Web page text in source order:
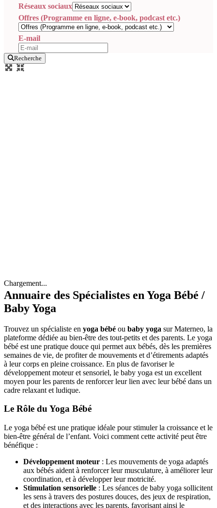
Réseaux sociaux
Offres (Programme en ligne, e-book, podcast etc.)
E-mail
Recherche
Chargement...
Annuaire des Spécialistes en Yoga Bébé /
Baby Yoga
Trouvez un spécialiste en yoga bébé ou baby yoga sur Materneo, la
plateforme dédiée au bien-être des tout-petits et des parents. Le yoga
bébé est une pratique douce qui permet aux bébés, dès les premières
semaines de vie, de profiter de mouvements et d’étirements adaptés
à leur corps en pleine croissance. En plus de favoriser le
développement moteur et sensoriel, le baby yoga est un excellent
moyen pour les parents de renforcer leur lien avec leur bébé dans un
cadre relaxant et ludique.
Le Rôle du Yoga Bébé
Le yoga bébé est une pratique idéale pour stimuler la croissance et le
bien-être général de l’enfant. Voici comment cette activité peut être
bénéfique :
Développement moteur : Les mouvements de yoga adaptés
aux bébés aident à renforcer leur musculature, à améliorer leur
coordination, et à développer leur motricité.
Stimulation sensorielle : Les séances de baby yoga sollicitent
les sens à travers des postures douces, des jeux de respiration,
et des interactions avec les parents, favorisant ainsi le